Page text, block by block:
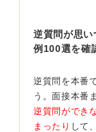
・なぜその会
・入社して感
質問から得た
逆質問が思い
例100選を確
逆質問を本番
う。面接本番
逆質問ができ
まったり して